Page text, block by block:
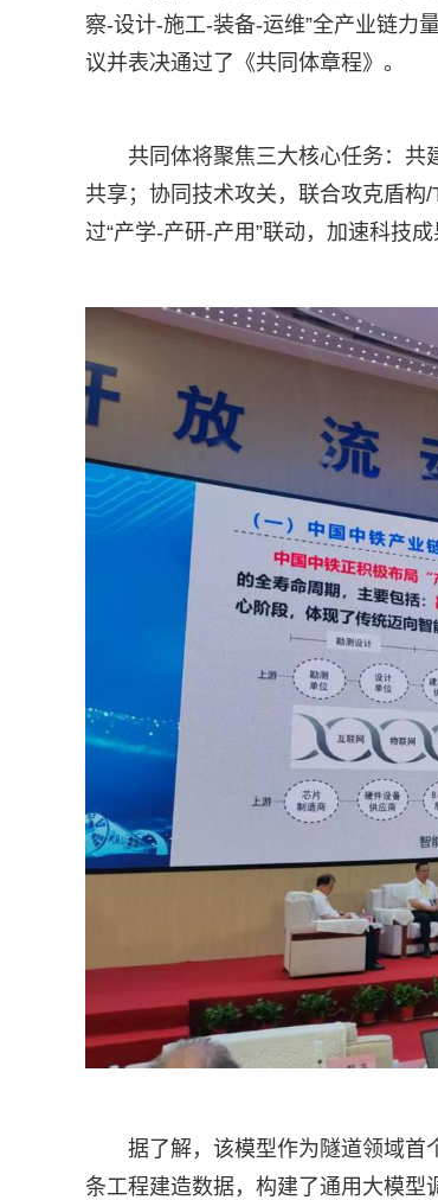
察-设计-施工-装备-运维”全产业链力
议并表决通过了《共同体章程》。
共同体将聚焦三大核心任务：共
共享；协同技术攻关，联合攻克盾构
过“产学-产研-产用”联动，加速科技
据了解，该模型作为隧道领域首
条工程建造数据，构建了通用大模型